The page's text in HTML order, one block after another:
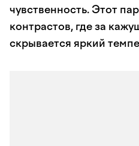
чувственность. Этот
контрастов, где за
скрывается яркий